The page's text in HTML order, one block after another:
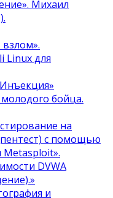
Михаил
Linux для
молодого бойца.
на
с помощью
Metasploit».
DVWA
и